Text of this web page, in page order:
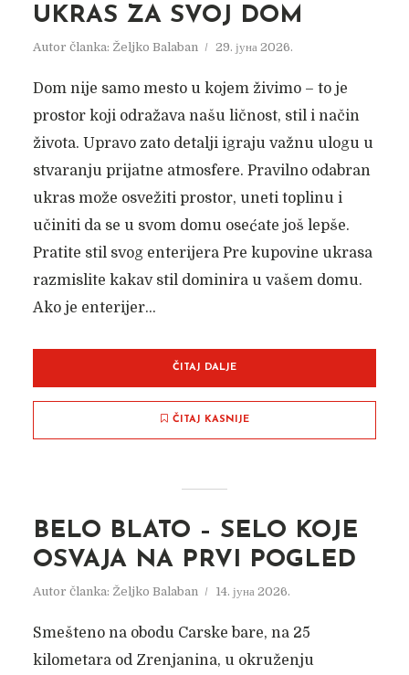
UKRAS ZA SVOJ DOM
Autor članka: Željko Balaban 29. јуна 2026.
Dom nije samo mesto u kojem živimo – to je
prostor koji odražava našu ličnost, stil i način
života. Upravo zato detalji igraju važnu ulogu u
stvaranju prijatne atmosfere. Pravilno odabran
ukras može osvežiti prostor, uneti toplinu i
učiniti da se u svom domu osećate još lepše.
Pratite stil svog enterijera Pre kupovine ukrasa
razmislite kakav stil dominira u vašem domu.
Ako je enterijer...
ČITAJ DALJE
ČITAJ KASNIJE
BELO BLATO – SELO KOJE
OSVAJA NA PRVI POGLED
Autor članka: Željko Balaban 14. јуна 2026.
Smešteno na obodu Carske bare, na 25
kilometara od Zrenjanina, u okruženju